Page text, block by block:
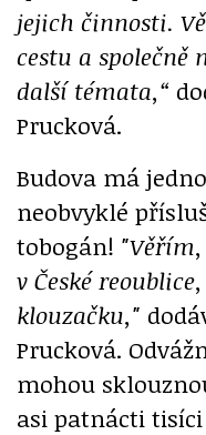
jejich činnosti.
cestu a společně
další témata,“
Prucková.
Budova má
neobvyklé
tobogán!
v České
klouzačku,"
Prucková.
mohou
asi patnácti